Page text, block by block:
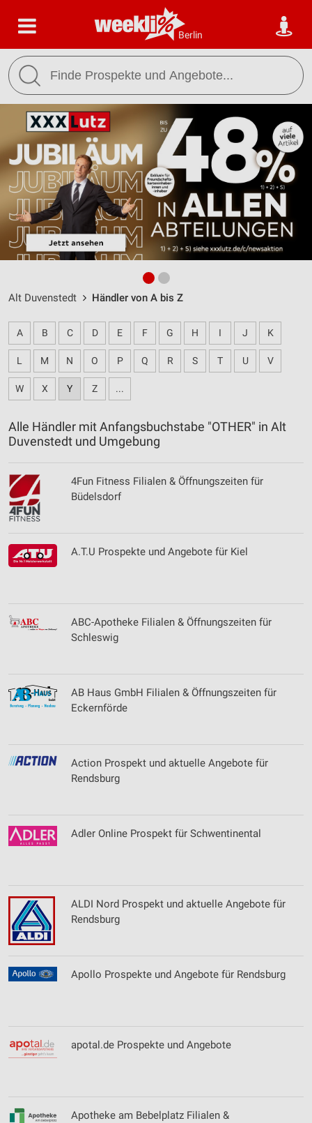
Berlin
Alt Duvenstedt Händler von A bis Z
A B C D E F G H I J K
L M N O P Q R S T U V
W X Y Z ...
Alle Händler mit Anfangsbuchstabe "OTHER" in Alt
Duvenstedt und Umgebung
4Fun Fitness Filialen & Öffnungszeiten für
Büdelsdorf
A.T.U Prospekte und Angebote für Kiel
ABC-Apotheke Filialen & Öffnungszeiten für
Schleswig
AB Haus GmbH Filialen & Öffnungszeiten für
Eckernförde
Action Prospekt und aktuelle Angebote für
Rendsburg
Adler Online Prospekt für Schwentinental
ALDI Nord Prospekt und aktuelle Angebote für
Rendsburg
Apollo Prospekte und Angebote für Rendsburg
apotal.de Prospekte und Angebote
Apotheke am Bebelplatz Filialen &